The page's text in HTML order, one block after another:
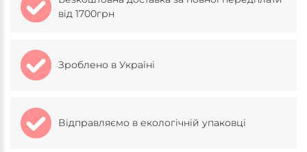
від 1700грн
Зроблено в Україні
Відправляємо в екологічній упаковці